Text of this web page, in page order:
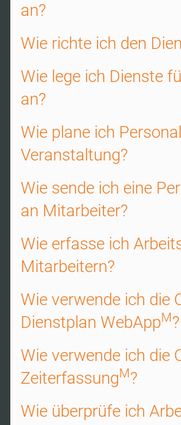
an?
Wie richte ich den
Wie lege ich Dienste
an?
Wie plane ich
Veranstaltung?
Wie sende ich eine
an Mitarbeiter?
Wie erfasse ich
Mitarbeitern?
Wie verwende ich die
Dienstplan WebAppM?
Wie verwende ich die
ZeiterfassungM?
Wie überprüfe ich